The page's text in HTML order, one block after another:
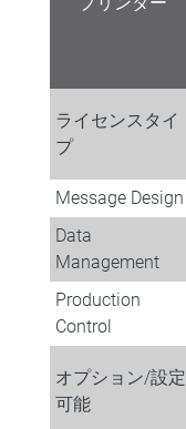
ライセンスタイ
プ
Message Design
Data
Management
Production
Control
オプション/設定
可能